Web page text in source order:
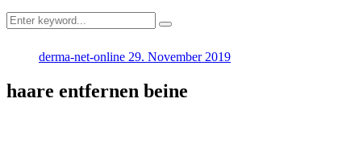
derma-net-online 29. November 2019
haare entfernen beine